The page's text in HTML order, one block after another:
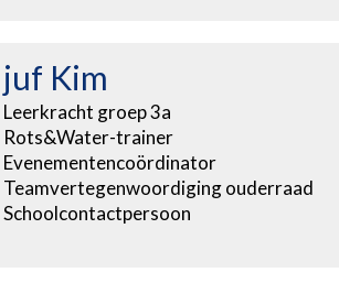
juf Kim
Leerkracht groep 3a
Rots&Water-trainer
Evenementencoördinator
Teamvertegenwoordiging ouderraad
Schoolcontactpersoon